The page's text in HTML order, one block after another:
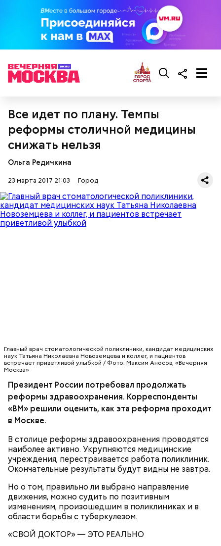
Все идет по плану. Темпы
реформы столичной медицины
снижать нельзя
Ольга Редичкина
23 марта 2017 21:03 Город
Главный врач стоматологической поликлиники, кандидат медицинских
наук Татьяна Николаевна Новоземцева и коллег, и пациентов
встречает приветливой улыбкой / Фото: Максим Аносов, «Вечерняя
Москва»
Президент России потребовал продолжать
реформы здравоохранения. Корреспонденты
«ВМ» решили оценить, как эта реформа проходит
в Москве.
В столице реформы здравоохранения проводятся
наиболее активно. Укрупняются медицинские
учреждения, перестраивается работа поликлиник.
Окончательные результаты будут видны не завтра.
Но о том, правильно ли выбрано направление
движения, можно судить по позитивным
изменениям, произошедшим в поликлиниках и в
области борьбы с туберкулезом.
«СВОЙ ДОКТОР»— ЭТО РЕАЛЬНО